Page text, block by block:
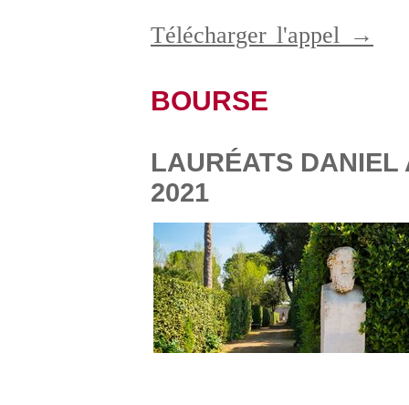
Télécharger l'appel →
BOURSE
LAURÉATS DANIEL
2021